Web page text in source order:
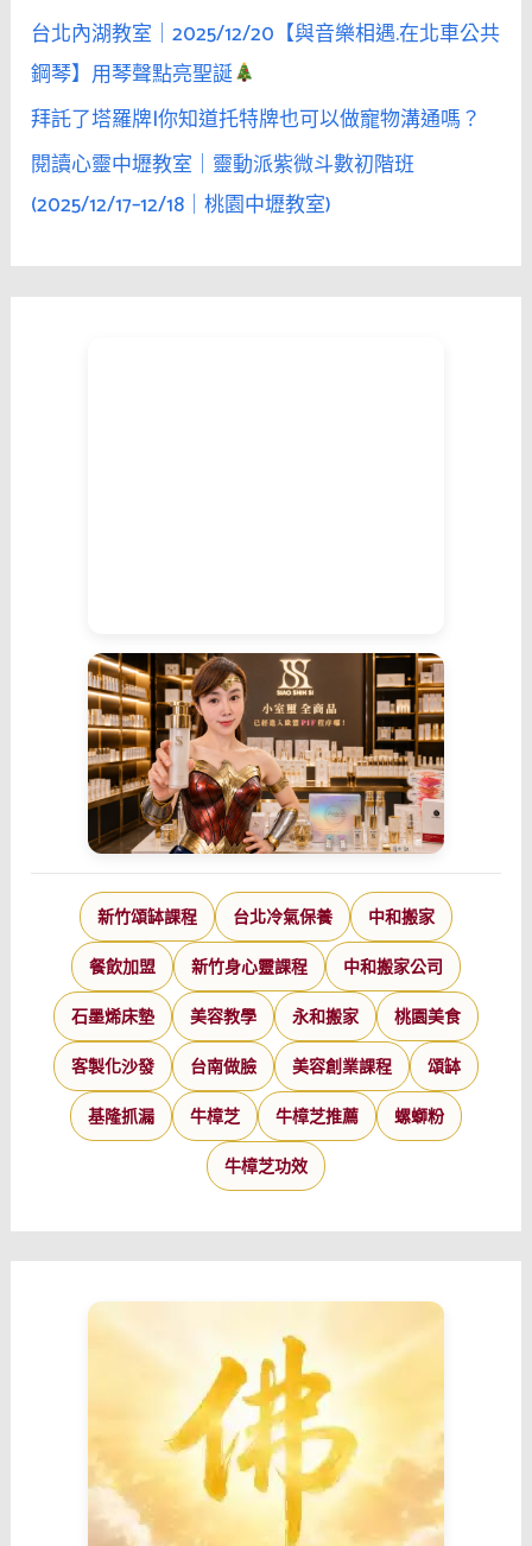
台北內湖教室｜2025/12/20【與音樂相遇.在北車公共
鋼琴】用琴聲點亮聖誕
拜託了塔羅牌|你知道托特牌也可以做寵物溝通嗎？
閱讀心靈中壢教室｜靈動派紫微斗數初階班
(2025/12/17–12/18｜桃園中壢教室)
新竹頌缽課程 台北冷氣保養 中和搬家
餐飲加盟 新竹身心靈課程 中和搬家公司
石墨烯床墊 美容教學 永和搬家 桃園美食
客製化沙發 台南做臉 美容創業課程 頌缽
基隆抓漏 牛樟芝 牛樟芝推薦 螺螄粉
牛樟芝功效